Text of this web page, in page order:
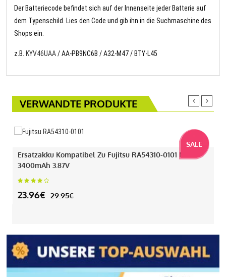
Der Batteriecode befindet sich auf der Innenseite jeder Batterie auf
dem Typenschild. Lies den Code und gib ihn in die Suchmaschine des
Shops ein.
z.B. KYV46UAA/ AA-PB9NC6B / A32-M47 / BTY-L45
VERWANDTE PRODUKTE
SALE
Ersatzakku Kompatibel Zu Fujitsu RA54310-0101 Mit
3400mAh 3.87V
23.96€ 29.95€